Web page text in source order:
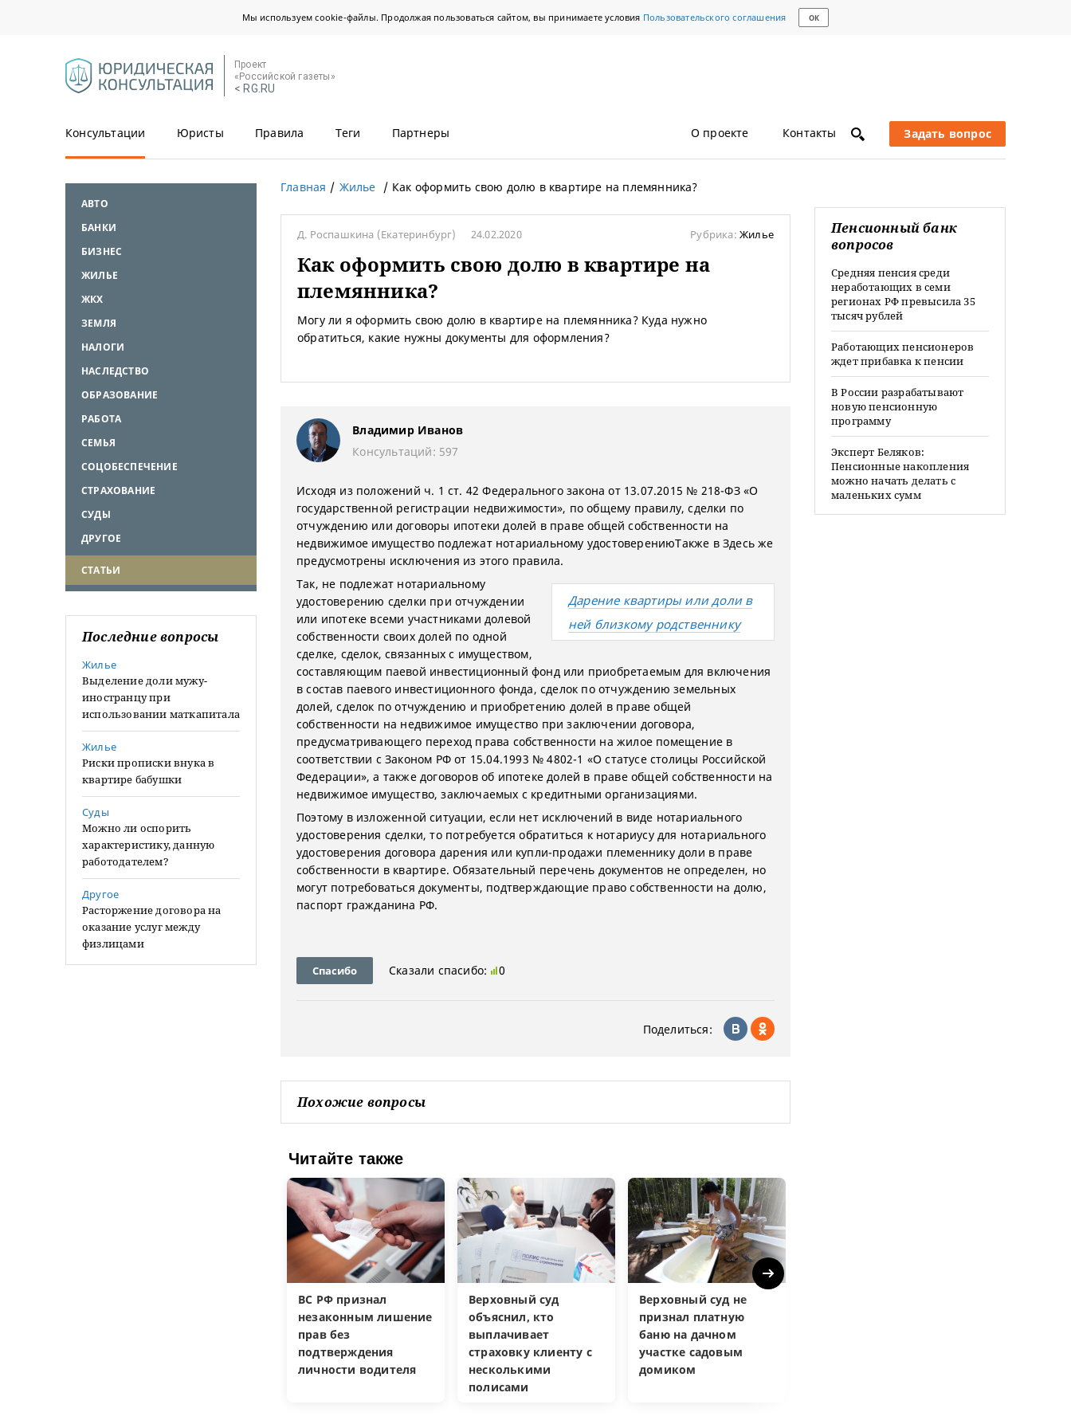
Мы используем cookie-файлы. Продолжая пользоваться сайтом, вы принимаете условия Пользовательского соглашения ОК
Проект
«Российской газеты»
< RG.RU
Консультации Юристы Правила Теги Партнеры О проекте Контакты Задать вопрос
АВТО
БАНКИ
БИЗНЕС
ЖИЛЬЕ
ЖКХ
ЗЕМЛЯ
НАЛОГИ
НАСЛЕДСТВО
ОБРАЗОВАНИЕ
РАБОТА
СЕМЬЯ
СОЦОБЕСПЕЧЕНИЕ
СТРАХОВАНИЕ
СУДЫ
ДРУГОЕ
СТАТЬИ
Последние вопросы
Жилье
Выделение доли мужу-
иностранцу при
использовании маткапитала
Жилье
Риски прописки внука в
квартире бабушки
Суды
Можно ли оспорить
характеристику, данную
работодателем?
Другое
Расторжение договора на
оказание услуг между
физлицами
Главная Жилье Как оформить свою долю в квартире на племянника?
Д. Роспашкина (Екатеринбург) 24.02.2020 Рубрика: Жилье
Как оформить свою долю в квартире на
племянника?
Могу ли я оформить свою долю в квартире на племянника? Куда нужно
обратиться, какие нужны документы для оформления?
Владимир Иванов
Консультаций: 597
Исходя из положений ч. 1 ст. 42 Федерального закона от 13.07.2015 № 218-ФЗ «О
государственной регистрации недвижимости», по общему правилу, сделки по
отчуждению или договоры ипотеки долей в праве общей собственности на
недвижимое имущество подлежат нотариальному удостоверениюТакже в Здесь же
предусмотрены исключения из этого правила.
Дарение квартиры или доли в
ней близкому родственнику
Так, не подлежат нотариальному
удостоверению сделки при отчуждении
или ипотеке всеми участниками долевой
собственности своих долей по одной
сделке, сделок, связанных с имуществом,
составляющим паевой инвестиционный фонд или приобретаемым для включения
в состав паевого инвестиционного фонда, сделок по отчуждению земельных
долей, сделок по отчуждению и приобретению долей в праве общей
собственности на недвижимое имущество при заключении договора,
предусматривающего переход права собственности на жилое помещение в
соответствии с Законом РФ от 15.04.1993 № 4802-1 «О статусе столицы Российской
Федерации», а также договоров об ипотеке долей в праве общей собственности на
недвижимое имущество, заключаемых с кредитными организациями.
Поэтому в изложенной ситуации, если нет исключений в виде нотариального
удостоверения сделки, то потребуется обратиться к нотариусу для нотариального
удостоверения договора дарения или купли-продажи племеннику доли в праве
собственности в квартире. Обязательный перечень документов не определен, но
могут потребоваться документы, подтверждающие право собственности на долю,
паспорт гражданина РФ.
Спасибо Сказали спасибо: 0
Поделиться:
Похожие вопросы
Читайте также
ВС РФ признал
незаконным лишение
прав без
подтверждения
личности водителя
Верховный суд
объяснил, кто
выплачивает
страховку клиенту с
несколькими
полисами
Верховный суд не
признал платную
баню на дачном
участке садовым
домиком
Next
Пенсионный банк
вопросов
Средняя пенсия среди
неработающих в семи
регионах РФ превысила 35
тысяч рублей
Работающих пенсионеров
ждет прибавка к пенсии
В России разрабатывают
новую пенсионную
программу
Эксперт Беляков:
Пенсионные накопления
можно начать делать с
маленьких сумм